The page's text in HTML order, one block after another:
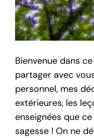
Bienvenue dans
partager avec
personnel, mes
extérieures, les
enseignées que
sagesse ! On ne